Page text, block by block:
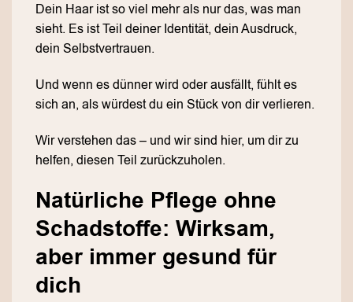
Dein Haar ist so viel mehr als nur das, was man
sieht. Es ist Teil deiner Identität, dein Ausdruck,
dein Selbstvertrauen.
Und wenn es dünner wird oder ausfällt, fühlt es
sich an, als würdest du ein Stück von dir verlieren.
Wir verstehen das – und wir sind hier, um dir zu
helfen, diesen Teil zurückzuholen.
Natürliche Pflege ohne
Schadstoffe: Wirksam,
aber immer gesund für
dich